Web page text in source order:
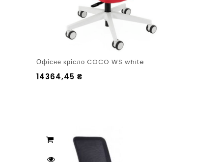
Офісне крісло COCO WS white
14364,45 ₴